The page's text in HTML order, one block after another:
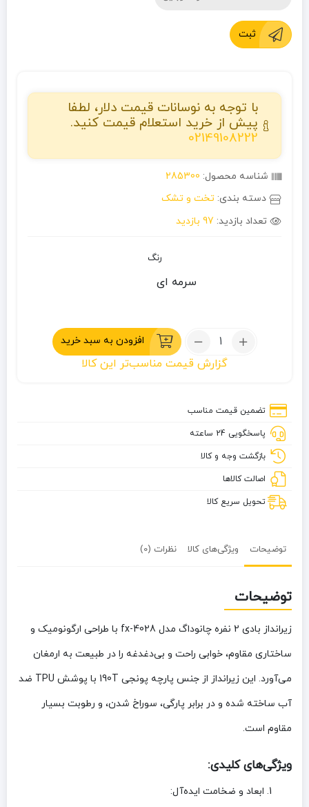
ثبت
با توجه به نوسانات قیمت دلار، لطفا
پیش از خرید استعلام قیمت کنید.
02149108222
شناسه محصول: 285300
دسته بندی: تخت و تشک
تعداد بازدید: 97 بازدید
رنگ
سرمه ای
تعداد:
بادی
چانوداگ
مدل
fx-
افزودن به سبد خرید
گزارش قیمت مناسب‌تر این کالا
تضمین قیمت مناسب
پاسخگویی 24 ساعته
بازگشت وجه و کالا
اصالت کالاها
تحویل سریع کالا
توضیحات ویژگی‌های کالا نظرات (0)
توضیحات
زیرانداز بادی 2 نفره چانوداگ مدل fx-4028
با طراحی ارگونومیک و
ساختاری مقاوم، خوابی راحت و بی‌دغدغه را در طبیعت به ارمغان
می‌آورد. این زیرانداز از جنس پارچه پونجی 190T با پوشش
TPU ضد
آب ساخته شده و در برابر پارگی، سوراخ شدن، و رطوبت بسیار
مقاوم است.
ویژگی‌های کلیدی:
ابعاد و ضخامت ایده‌آل: